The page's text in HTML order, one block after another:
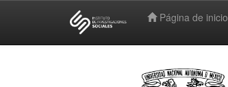
Página de inicio